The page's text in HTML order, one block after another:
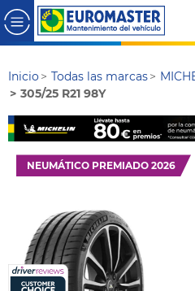
Inicio Todas las marcas
305/25 R21 98Y
NEUMÁTICO PREMIADO 2026